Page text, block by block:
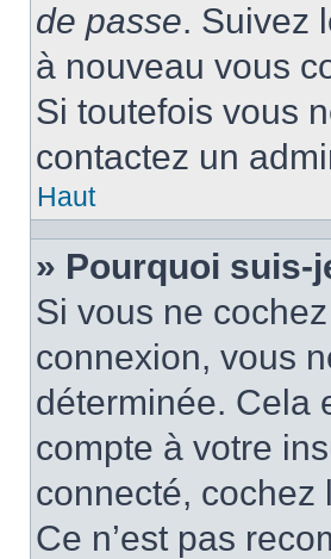
de passe. Suivez
à nouveau vous
Si toutefois vous
contactez un
Haut
» Pourquoi suis-
Si vous ne
connexion, vous
déterminée. Cela
compte à votre
connecté, cochez
Ce n’est pas